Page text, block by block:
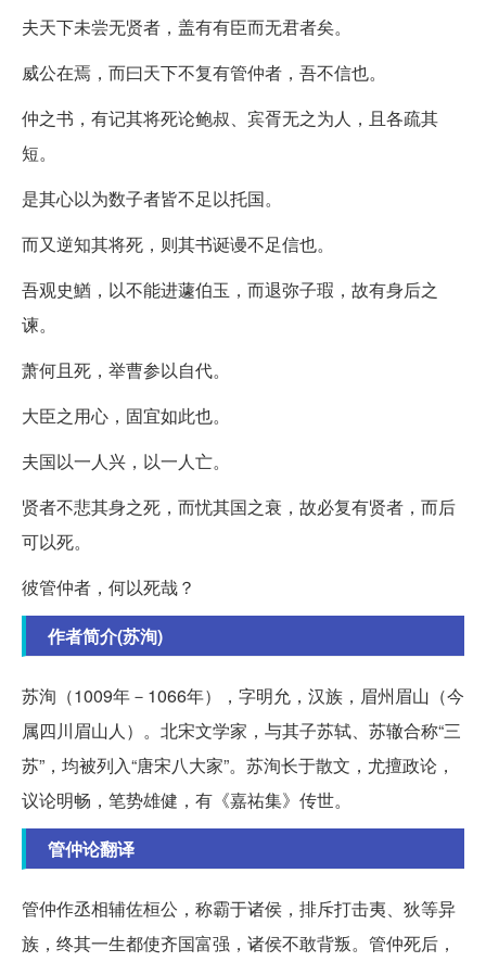
夫天下未尝无贤者，盖有有臣而无君者矣。
威公在焉，而曰天下不复有管仲者，吾不信也。
仲之书，有记其将死论鲍叔、宾胥无之为人，且各疏其
短。
是其心以为数子者皆不足以托国。
而又逆知其将死，则其书诞谩不足信也。
吾观史鰌，以不能进蘧伯玉，而退弥子瑕，故有身后之
谏。
萧何且死，举曹参以自代。
大臣之用心，固宜如此也。
夫国以一人兴，以一人亡。
贤者不悲其身之死，而忧其国之衰，故必复有贤者，而后
可以死。
彼管仲者，何以死哉？
作者简介(苏洵)
苏洵（1009年－1066年），字明允，汉族，眉州眉山（今
属四川眉山人）。北宋文学家，与其子苏轼、苏辙合称“三
苏”，均被列入“唐宋八大家”。苏洵长于散文，尤擅政论，
议论明畅，笔势雄健，有《嘉祐集》传世。
管仲论翻译
管仲作丞相辅佐桓公，称霸于诸侯，排斥打击夷、狄等异
族，终其一生都使齐国富强，诸侯不敢背叛。管仲死后，